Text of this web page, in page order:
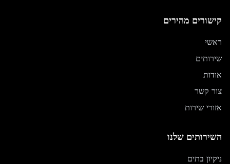
קישורים מהירים
ראשי
שירותים
אודות
צור קשר
אזורי שירות
השירותים שלנו
ניקיון בתים